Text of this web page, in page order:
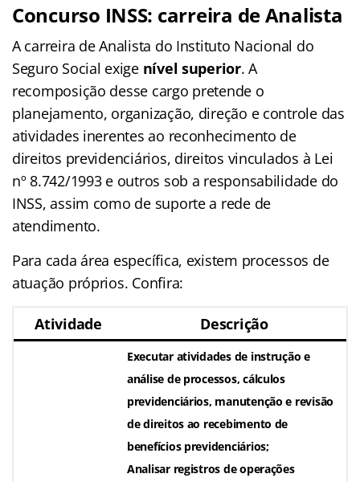
Concurso INSS: carreira de Analista
A carreira de Analista do Instituto Nacional do
Seguro Social exige nível superior. A
recomposição desse cargo pretende o
planejamento, organização, direção e controle das
atividades inerentes ao reconhecimento de
direitos previdenciários, direitos vinculados à Lei
nº 8.742/1993 e outros sob a responsabilidade do
INSS, assim como de suporte a rede de
atendimento.
Para cada área específica, existem processos de
atuação próprios. Confira:
Atividade Descrição
Executar atividades de instrução e
análise de processos, cálculos
previdenciários, manutenção e revisão
de direitos ao recebimento de
benefícios previdenciários;
Analisar registros de operações